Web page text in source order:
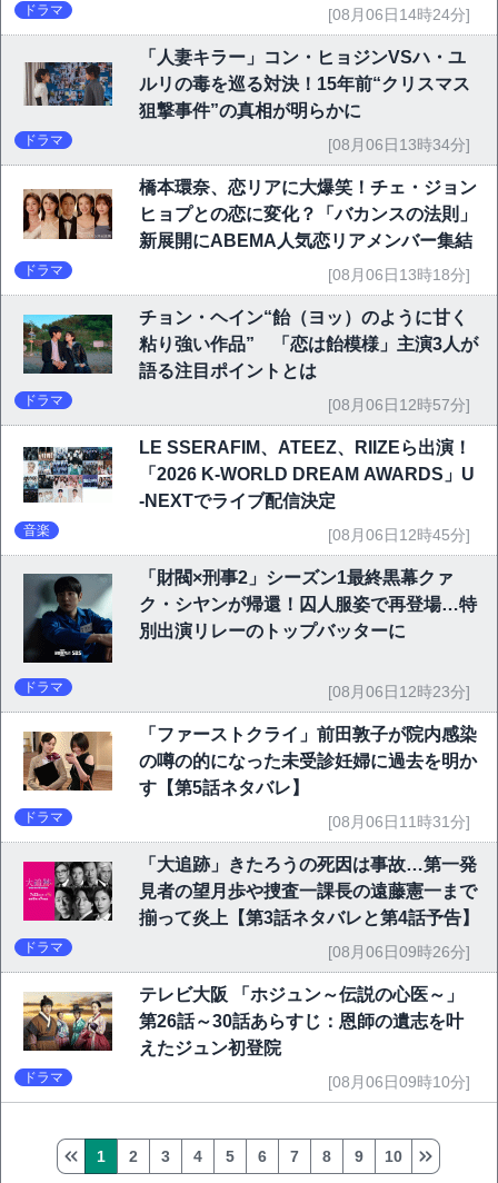
ドラマ [08月06日14時24分]
「人妻キラー」コン・ヒョジンVSハ・ユ
ルリの毒を巡る対決！15年前“クリスマス
狙撃事件”の真相が明らかに
ドラマ [08月06日13時34分]
橋本環奈、恋リアに大爆笑！チェ・ジョン
ヒョプとの恋に変化？「バカンスの法則」
新展開にABEMA人気恋リアメンバー集結
ドラマ [08月06日13時18分]
チョン・ヘイン“飴（ヨッ）のように甘く
粘り強い作品” 「恋は飴模様」主演3人が
語る注目ポイントとは
ドラマ [08月06日12時57分]
LE SSERAFIM、ATEEZ、RIIZEら出演！
「2026 K-WORLD DREAM AWARDS」U
-NEXTでライブ配信決定
音楽 [08月06日12時45分]
「財閥×刑事2」シーズン1最終黒幕クァ
ク・シヤンが帰還！囚人服姿で再登場…特
別出演リレーのトップバッターに
ドラマ [08月06日12時23分]
「ファーストクライ」前田敦子が院内感染
の噂の的になった未受診妊婦に過去を明か
す【第5話ネタバレ】
ドラマ [08月06日11時31分]
「大追跡」きたろうの死因は事故…第一発
見者の望月歩や捜査一課長の遠藤憲一まで
揃って炎上【第3話ネタバレと第4話予告】
ドラマ [08月06日09時26分]
テレビ大阪 「ホジュン～伝説の心医～」
第26話～30話あらすじ：恩師の遺志を叶
えたジュン初登院
ドラマ [08月06日09時10分]
1 2 3 4 5 6 7 8 9 10